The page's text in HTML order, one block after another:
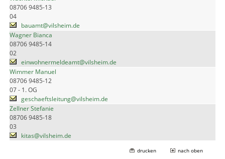
08706 9485-13
04
bauamt@vilsheim.de
Wagner Bianca
08706 9485-14
02
einwohnermeldeamt@vilsheim.de
Wimmer Manuel
08706 9485-12
07 - 1. OG
geschaeftsleitung@vilsheim.de
Zellner Stefanie
08706 9485-18
03
kitas@vilsheim.de
drucken nach oben